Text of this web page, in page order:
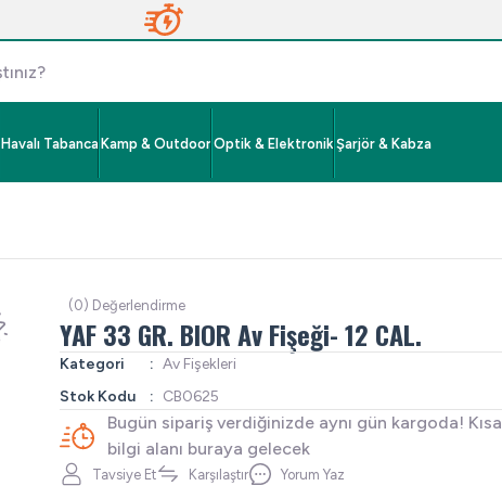
Havalı Tabanca Kamp & Outdoor Optik & Elektronik Şarjör & Kabza
(0) Değerlendirme
YAF 33 GR. BIOR Av Fişeği- 12 CAL.
Kategori
Av Fişekleri
Stok Kodu
CB0625
Bugün sipariş verdiğinizde aynı gün kargoda! Kısa
bilgi alanı buraya gelecek
Tavsiye Et Karşılaştır Yorum Yaz